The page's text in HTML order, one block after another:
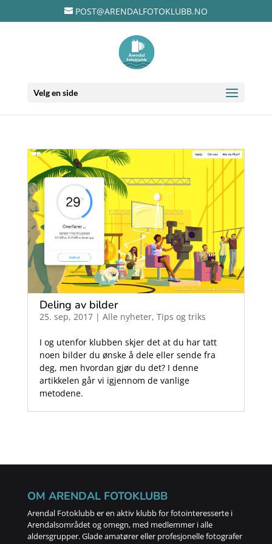
POST@ARENDALFOTOKLUBB.NO
Velg en side
Deling av bilder
25. sep, 2017| Alle nyheter, Tips og triks
I og utenfor klubben skjer det at du har tatt
noen bilder du ønske å dele eller sende fra
deg, men hvordan gjør du det? I denne
artikkelen går vi igjennom de vanlige
metodene.
OM ARENDAL FOTOKLUBB
Arendal Fotoklubb er en aktiv klubb for fotointeresserte i
Arendalsområdet og omegn, med medlemmer i alle
aldersgrupper. Glade amatører eller profesjonelle fotografer